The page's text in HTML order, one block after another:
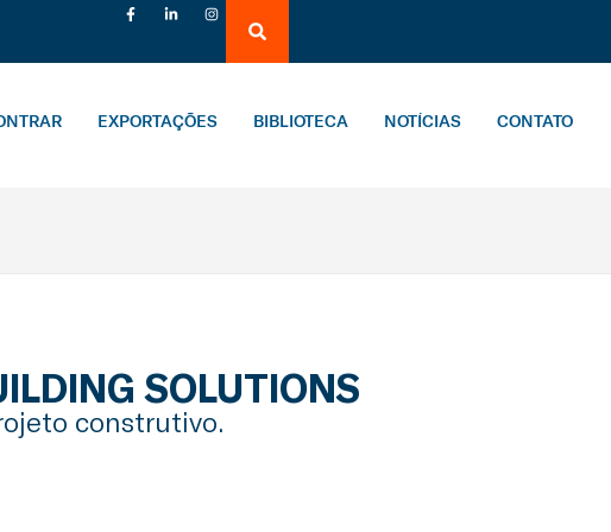
EXPORTAÇÕES BIBLIOTECA NOTÍCIAS CONTATO
SOLUTIONS
construtivo.